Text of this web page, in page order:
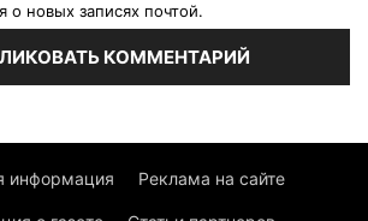
о новых записях почтой.
информация Реклама на сайте